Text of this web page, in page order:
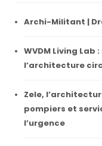
Archi-Militant |
WVDM Living
l’architecture
Zele,
pompiers et
l’urgence